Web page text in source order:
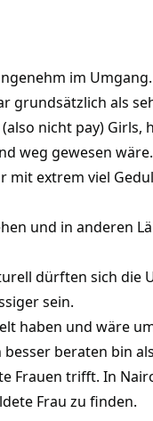
im
grundsätzlich als
nicht pay)
weg gewesen
extrem viel
und in anderen
dürften sich die
sein.
haben und wäre
beraten bin
Frauen trifft. In
Frau zu finden.